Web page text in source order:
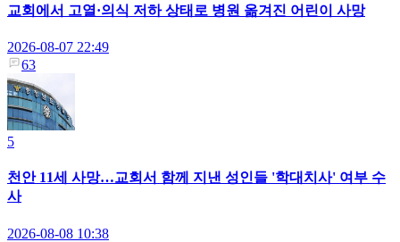
교회에서 고열·의식 저하 상태로 병원 옮겨진 어린이 사망
2026-08-07 22:49
63
5
천안 11세 사망…교회서 함께 지낸 성인들 '학대치사' 여부 수
사
2026-08-08 10:38